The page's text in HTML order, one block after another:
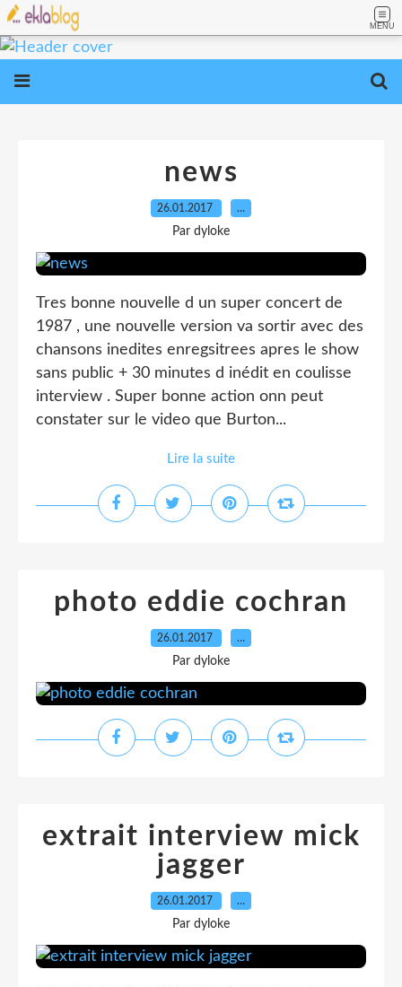
MENU
news
26.01.2017 …
Par dyloke
Tres bonne nouvelle d un super concert de
1987 , une nouvelle version va sortir avec des
chansons inedites enregsitrees apres le show
sans public + 30 minutes d inédit en coulisse
interview . Super bonne action onn peut
constater sur le video que Burton...
Lire la suite
photo eddie cochran
26.01.2017 …
Par dyloke
extrait interview mick
jagger
26.01.2017 …
Par dyloke